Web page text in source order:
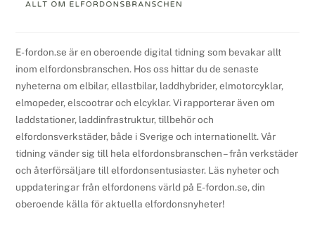
E-fordon.se är en oberoende digital tidning som bevakar allt
inom elfordonsbranschen. Hos oss hittar du de senaste
nyheterna om elbilar, ellastbilar, laddhybrider, elmotorcyklar,
elmopeder, elscootrar och elcyklar. Vi rapporterar även om
laddstationer, laddinfrastruktur, tillbehör och
elfordonsverkstäder, både i Sverige och internationellt. Vår
tidning vänder sig till hela elfordonsbranschen – från verkstäder
och återförsäljare till elfordonsentusiaster. Läs nyheter och
uppdateringar från elfordonens värld på E-fordon.se, din
oberoende källa för aktuella elfordonsnyheter!